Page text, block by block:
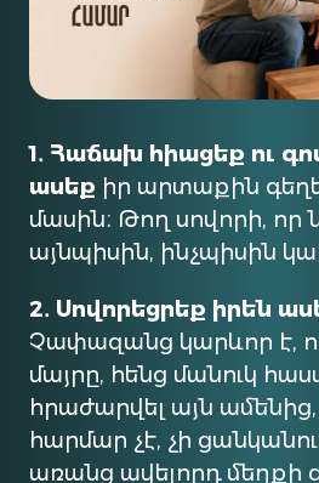
1․ Հաճախ հիացեք ու
ասեք իր արտաքին
մասին։ Թող սովորի, որ
այնպիսին, ինչպիսին
2․ Սովորեցրեք իրեն
Չափազանց կարևոր է,
մայրը, հենց մանուկ
հրաժարվել այն
հարմար չէ, չի
առանց ավելորդ մեղքի